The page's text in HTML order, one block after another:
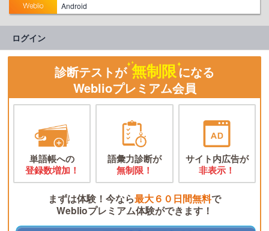
Android
ログイン
診断テストが 無制限になる
Weblioプレミアム会員
単語帳への
登録数増加！
語彙力診断が
無制限！
サイト内広告が
非表示！
まずは体験！今なら最大６０日間無料で
Weblioプレミアム体験ができます！